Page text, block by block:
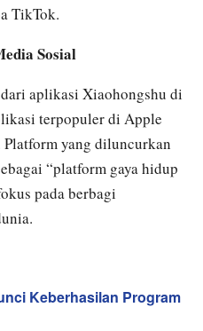
TikTok.
Sosial
aplikasi Xiaohongshu di
terpopuler di Apple
yang diluncurkan
“platform gaya hidup
pada berbagi
Keberhasilan Program